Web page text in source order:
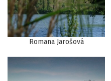
Romana Jarošová